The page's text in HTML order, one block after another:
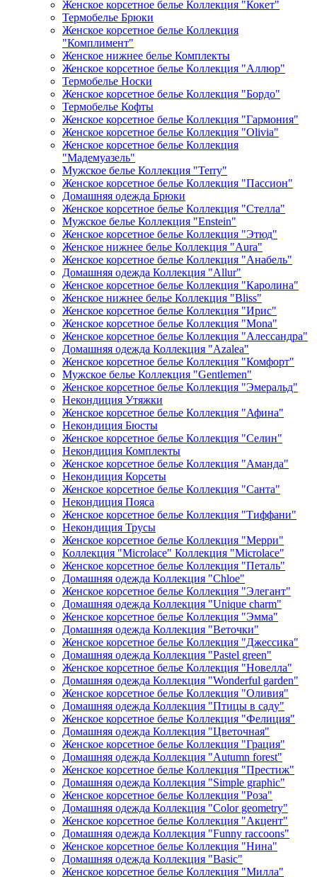
Женское корсетное белье Коллекция "Кокет"
Термобелье Брюки
Женское корсетное белье Коллекция
"Комплимент"
Женское нижнее белье Комплекты
Женское корсетное белье Коллекция "Аллюр"
Термобелье Носки
Женское корсетное белье Коллекция "Бордо"
Термобелье Кофты
Женское корсетное белье Коллекция "Гармония"
Женское корсетное белье Коллекция "Olivia"
Женское корсетное белье Коллекция
"Мадемуазель"
Мужское белье Коллекция "Terry"
Женское корсетное белье Коллекция "Пассион"
Домашняя одежда Брюки
Женское корсетное белье Коллекция "Стелла"
Мужское белье Коллекция "Enstein"
Женское корсетное белье Коллекция "Этюд"
Женское нижнее белье Коллекция "Aura"
Женское корсетное белье Коллекция "Анабель"
Домашняя одежда Коллекция "Allur"
Женское корсетное белье Коллекция "Каролина"
Женское нижнее белье Коллекция "Bliss"
Женское корсетное белье Коллекция "Ирис"
Женское корсетное белье Коллекция "Mona"
Женское корсетное белье Коллекция "Алессандра"
Домашняя одежда Коллекция "Azalea"
Женское корсетное белье Коллекция "Комфорт"
Мужское белье Коллекция "Gentlemen"
Женское корсетное белье Коллекция "Эмеральд"
Некондиция Утяжки
Женское корсетное белье Коллекция "Афина"
Некондиция Бюсты
Женское корсетное белье Коллекция "Селин"
Некондиция Комплекты
Женское корсетное белье Коллекция "Аманда"
Некондиция Корсеты
Женское корсетное белье Коллекция "Санта"
Некондиция Пояса
Женское корсетное белье Коллекция "Тиффани"
Некондиция Трусы
Женское корсетное белье Коллекция "Мерри"
Коллекция "Microlace" Коллекция "Microlace"
Женское корсетное белье Коллекция "Петаль"
Домашняя одежда Коллекция "Chloe"
Женское корсетное белье Коллекция "Элегант"
Домашняя одежда Коллекция "Unique charm"
Женское корсетное белье Коллекция "Эмма"
Домашняя одежда Коллекция "Веточки"
Женское корсетное белье Коллекция "Джессика"
Домашняя одежда Коллекция "Pastel green"
Женское корсетное белье Коллекция "Новелла"
Домашняя одежда Коллекция "Wonderful garden"
Женское корсетное белье Коллекция "Оливия"
Домашняя одежда Коллекция "Птицы в саду"
Женское корсетное белье Коллекция "Фелиция"
Домашняя одежда Коллекция "Цветочная"
Женское корсетное белье Коллекция "Грация"
Домашняя одежда Коллекция "Autumn forest"
Женское корсетное белье Коллекция "Престиж"
Домашняя одежда Коллекция "Simple graphic"
Женское корсетное белье Коллекция "Роза"
Домашняя одежда Коллекция "Color geometry"
Женское корсетное белье Коллекция "Акцент"
Домашняя одежда Коллекция "Funny raccoons"
Женское корсетное белье Коллекция "Нина"
Домашняя одежда Коллекция "Basic"
Женское корсетное белье Коллекция "Милла"